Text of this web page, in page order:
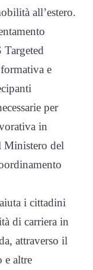
all’estero.
e
per
in
Ministero del
i cittadini
di carriera in
attraverso il
e altre